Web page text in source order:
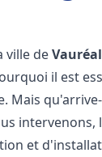
ville deVauréal
il est
Mais
et